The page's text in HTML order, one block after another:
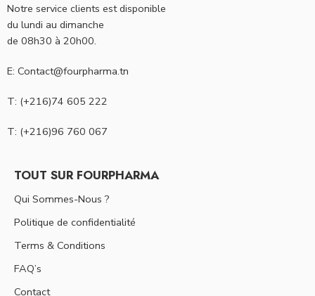
Notre service clients est disponible
du lundi au dimanche
de 08h30 à 20h00.
E: Contact@fourpharma.tn
T: (+216)74 605 222
T: (+216)96 760 067
TOUT SUR FOURPHARMA
Qui Sommes-Nous ?
Politique de confidentialité
Terms & Conditions
FAQ’s
Contact